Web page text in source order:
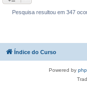
Pesquisa resultou em 347
Índice do Curso
Powered by